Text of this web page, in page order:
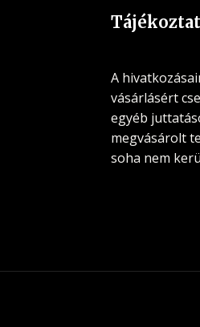
A
vásárlásért
egyéb
megvásárolt
soha nem